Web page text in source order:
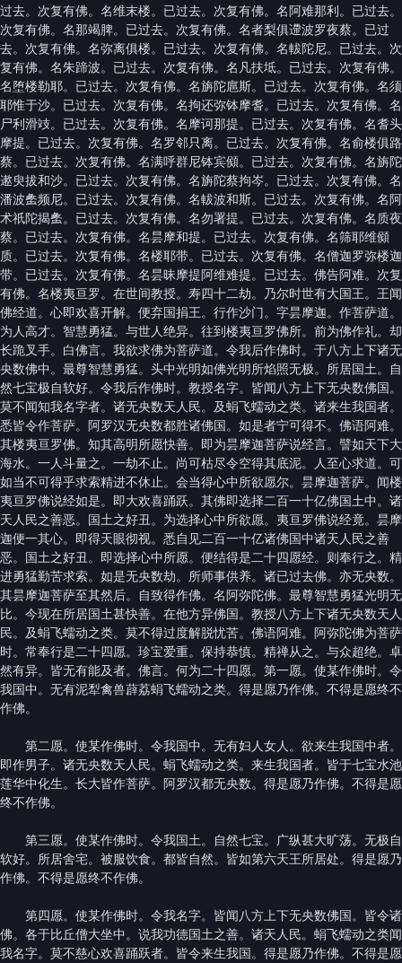
过去。次复有佛。名维末楼。已过去。次复有佛。名阿难那利。已过去。
次复有佛。名那竭脾。已过去。次复有佛。名者梨俱遰波罗夜蔡。已过
去。次复有佛。名弥离俱楼。已过去。次复有佛。名軷陀尼。已过去。次
复有佛。名朱蹄波。已过去。次复有佛。名凡扶坻。已过去。次复有佛。
名堕楼勒耶。已过去。次复有佛。名旃陀扈斯。已过去。次复有佛。名须
耶惟于沙。已过去。次复有佛。名拘还弥钵摩耆。已过去。次复有佛。名
尸利滑攱。已过去。次复有佛。名摩诃那提。已过去。次复有佛。名耆头
摩提。已过去。次复有佛。名罗邻只离。已过去。次复有佛。名俞楼俱路
蔡。已过去。次复有佛。名满呼群尼钵宾䫛。已过去。次复有佛。名旃陀
遬臾拔和沙。已过去。次复有佛。名旃陀蔡拘岑。已过去。次复有佛。名
潘波䗍频尼。已过去。次复有佛。名軷波和斯。已过去。次复有佛。名阿
术祇陀揭䗍。已过去。次复有佛。名勿署提。已过去。次复有佛。名质夜
蔡。已过去。次复有佛。名昙摩和提。已过去。次复有佛。名筛耶维䫛
质。已过去。次复有佛。名楼耶带。已过去。次复有佛。名僧迦罗弥楼迦
带。已过去。次复有佛。名昙昧摩提阿维难提。已过去。佛告阿难。次复
有佛。名楼夷亘罗。在世间教授。寿四十二劫。乃尔时世有大国王。王闻
佛经道。心即欢喜开解。便弃国捐王。行作沙门。字昙摩迦。作菩萨道。
为人高才。智慧勇猛。与世人绝异。往到楼夷亘罗佛所。前为佛作礼。却
长跪叉手。白佛言。我欲求佛为菩萨道。令我后作佛时。于八方上下诸无
央数佛中。最尊智慧勇猛。头中光明如佛光明所焰照无极。所居国土。自
然七宝极自软好。令我后作佛时。教授名字。皆闻八方上下无央数佛国。
莫不闻知我名字者。诸无央数天人民。及蜎飞蠕动之类。诸来生我国者。
悉皆令作菩萨。阿罗汉无央数都胜诸佛国。如是者宁可得不。佛语阿难。
其楼夷亘罗佛。知其高明所愿快善。即为昙摩迦菩萨说经言。譬如天下大
海水。一人斗量之。一劫不止。尚可枯尽令空得其底泥。人至心求道。可
如当不可得乎求索精进不休止。会当得心中所欲愿尔。昙摩迦菩萨。闻楼
夷亘罗佛说经如是。即大欢喜踊跃。其佛即选择二百一十亿佛国土中。诸
天人民之善恶。国土之好丑。为选择心中所欲愿。夷亘罗佛说经竟。昙摩
迦便一其心。即得天眼彻视。悉自见二百一十亿诸佛国中诸天人民之善
恶。国土之好丑。即选择心中所愿。便结得是二十四愿经。则奉行之。精
进勇猛勤苦求索。如是无央数劫。所师事供养。诸已过去佛。亦无央数。
其昙摩迦菩萨至其然后。自致得作佛。名阿弥陀佛。最尊智慧勇猛光明无
比。今现在所居国土甚快善。在他方异佛国。教授八方上下诸无央数天人
民。及蜎飞蠕动之类。莫不得过度解脱忧苦。佛语阿难。阿弥陀佛为菩萨
时。常奉行是二十四愿。珍宝爱重。保持恭慎。精禅从之。与众超绝。卓
然有异。皆无有能及者。佛言。何为二十四愿。第一愿。使某作佛时。令
我国中。无有泥犁禽兽薜荔蜎飞蠕动之类。得是愿乃作佛。不得是愿终不
作佛。
第二愿。使某作佛时。令我国中。无有妇人女人。欲来生我国中者。
即作男子。诸无央数天人民。蜎飞蠕动之类。来生我国者。皆于七宝水池
莲华中化生。长大皆作菩萨。阿罗汉都无央数。得是愿乃作佛。不得是愿
终不作佛。
第三愿。使某作佛时。令我国土。自然七宝。广纵甚大旷荡。无极自
软好。所居舍宅。被服饮食。都皆自然。皆如第六天王所居处。得是愿乃
作佛。不得是愿终不作佛。
第四愿。使某作佛时。令我名字。皆闻八方上下无央数佛国。皆令诸
佛。各于比丘僧大坐中。说我功德国土之善。诸天人民。蜎飞蠕动之类闻
我名字。莫不慈心欢喜踊跃者。皆令来生我国。得是愿乃作佛。不得是愿